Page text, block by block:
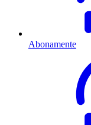
Abonamente